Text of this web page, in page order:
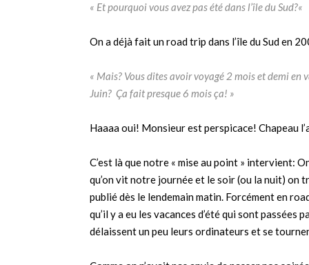
« Et pourquoi vous avez pas été dans l’île du Sud?«
On a déjà fait un road trip dans l’île du Sud en
« Mais? Vous dites avoir voyagé 2 mois et demi en
Juin? Ça fait presque 6 mois ça! »
Haaaa oui! Monsieur est perspicace! Chapeau
C’est là que notre « mise au point » intervient:
qu’on vit notre journée et le soir (ou la nuit) on
publié dès le lendemain matin. Forcément en
qu’il y a eu les vacances d’été qui sont
délaissent un peu leurs ordinateurs et se